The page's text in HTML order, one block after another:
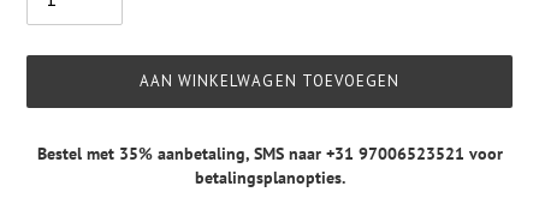
AAN WINKELWAGEN TOEVOEGEN
Bestel met 35% aanbetaling, SMS naar +31 97006523521 voor
betalingsplanopties.